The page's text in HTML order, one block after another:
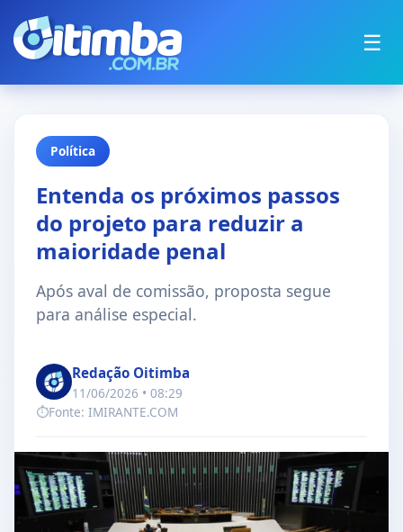
☰
Política
Entenda os próximos passos
do projeto para reduzir a
maioridade penal
Após aval de comissão, proposta segue
para análise especial.
Redação Oitimba
11/06/2026 • 08:29
⏱️Fonte: IMIRANTE.COM